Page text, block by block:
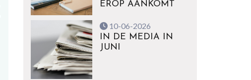
EROP AANKOMT
10-06-2026
IN DE MEDIA IN
JUNI